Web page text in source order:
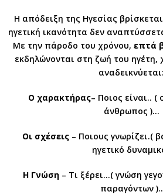
Η απόδειξη της Ηγεσίας
ηγετική ικανότητα δεν
Με την πάροδο του χρόνου, επτά
εκδηλώνονται στη ζωή του ηγέτη,
αναδεικνύεται:
Ο χαρακτήρας– Ποιος είναι.. (
άνθρωπος )…
Οι σχέσεις – Ποιους γνωρίζει.(
ηγετικό
Η Γνώση– Τι ξέρει…( γνώση
παραγόντων )..